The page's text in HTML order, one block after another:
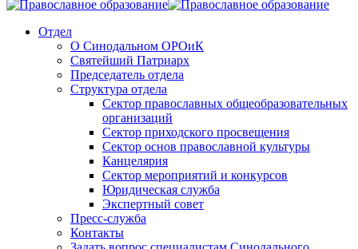
Отдел
О Синодальном ОРОиК
Святейший Патриарх
Председатель отдела
Структура отдела
Сектор православных общеобразовательных
организаций
Сектор приходского просвещения
Сектор основ православной культуры
Канцелярия
Сектор мероприятий и конкурсов
Юридическая служба
Экспертный совет
Пресс-служба
Контакты